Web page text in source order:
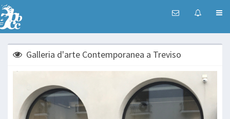
Galleria d'arte Contemporanea a Treviso